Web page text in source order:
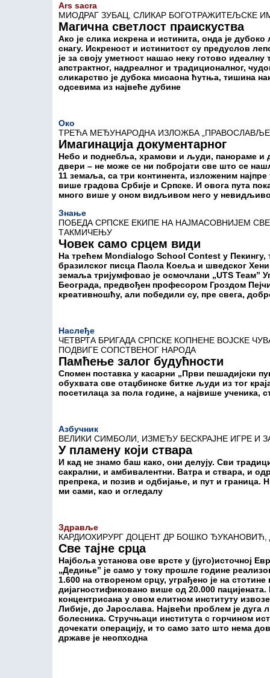
Ars sacra
МИОДРАГ ЗУБАЦ, СЛИКАР БОГОТРАЖИТЕЉСКЕ
Магична светлост праискуства
Ако је слика искрена и истинита, онда је
снагу. Искреност и истинитост су предуслов
је за своју уметност нашао неку готово
апстрактног, надреалног и традиционалног,
сликарство је дубока мисаона ћутња, тишина
одсевима из највеће дубине
Око
ТРЕЋА МЕЂУНАРОДНА ИЗЛОЖБА
Имагинација документарног
Небо и поднебља, храмови и људи, панораме и
двери – не може се ни побројати све што се
11 земаља, са три континента, изложеним
више градова Србије и Српске. И овога пута
много више у оном видљивом него у
Знање
ПОБЕДА СРПСКЕ ЕКИПЕ НА НАЈМАСОВНИЈЕМ
ТАКМИЧЕЊУ
Човек само срцем види
На трећем Mondialogo School Contest у Пекингу,
бразилског писца Паола Коеља и шведског
земаља тријумфовао је осмочлани „UTS Теам”
Београда, предвођен професором Гроздом
креативношћу, али победили су, пре свега,
Наслеђе
ЧЕТВРТА БРИГАДА СРПСКЕ КОПНЕНЕ ВОЈСКЕ
ПОДВИГЕ СОПСТВЕНОГ НАРОДА
Памћење залог будућности
Спомен поставка у касарни „Први пешадијски
обухвата све отаџбинске битке људи из тог
посетилаца за пола године, а највише ученика,
Азбучник
ВЕЛИКИ СИМБОЛИ, ИЗМЕЂУ БЕСКРАЈНЕ ИГРЕ И
У пламену који ствара
И кад не знамо баш како, они делују. Сви
сакрални, и амбивалентни. Ватра и ствара, и
препрека, и позив и одбијање, и пут и граница.
ми сами, као и огледалу
Здравље
КАРДИОХИРУРГ ДОЦЕНТ ДР БОШКО ЂУКАНОВИЋ,
Све тајне срца
Најбоља установа ове врсте у (југо)источној
„Дедиње” је само у току прошле године
1.600 на отвореном срцу, уграђено је на стотине
дијагностификовано више од 20.000
концентрисана у овом елитном институту
Либије, до Јарослава. Највећи проблем је дуга
болесника. Стручњаци института с горчином
дочекати операцију, и то само зато што нема
државе је неопходна